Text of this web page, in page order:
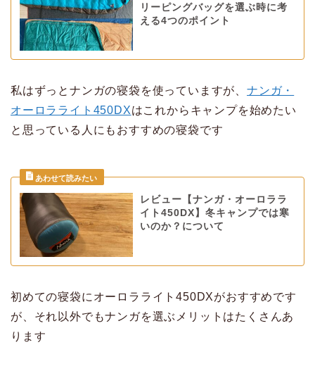
リーピングバッグを選ぶ時に考
える4つのポイント
私はずっとナンガの寝袋を使っていますが、ナンガ・
オーロラライト450DXはこれからキャンプを始めたい
と思っている人にもおすすめの寝袋です
レビュー【ナンガ・オーロララ
イト450DX】冬キャンプでは寒
いのか？について
初めての寝袋にオーロラライト450DXがおすすめです
が、それ以外でもナンガを選ぶメリットはたくさんあ
ります